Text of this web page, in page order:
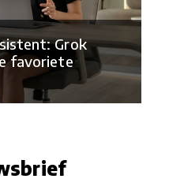
Grok
favoriete